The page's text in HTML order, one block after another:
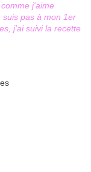
comme j'aime
suis pas à mon 1er
j'ai suivi la recette